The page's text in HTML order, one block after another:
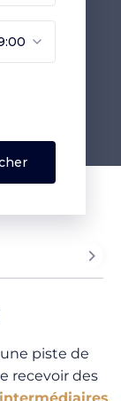
piste de
recevoir des